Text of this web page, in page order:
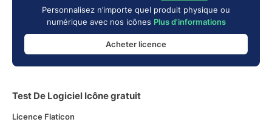
Personnalisez n’importe quel produit physique ou
numérique avec nos icônes Plus d'informations
Acheter licence
Test De Logiciel Icône gratuit
Licence Flaticon